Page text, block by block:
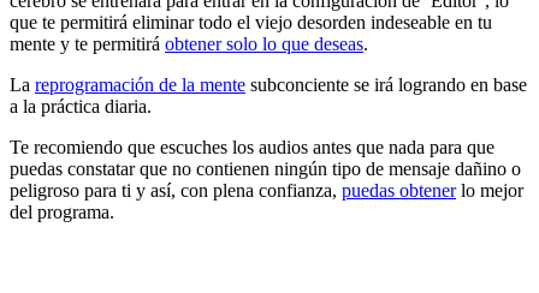
que te permitirá eliminar todo el viejo desorden indeseable en tu
mente y te permitirá obtener solo lo que deseas.
La reprogramación de la mente subconciente se irá logrando en base
a la práctica diaria.
Te recomiendo que escuches los audios antes que nada para que
puedas constatar que no contienen ningún tipo de mensaje dañino o
peligroso para ti y así, con plena confianza, puedas obtenerlo mejor
del programa.